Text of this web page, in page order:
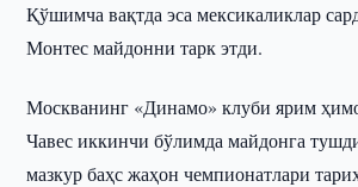
Қўшимча вақтда эса мексикаликлар
Монтес майдонни тарк этди.
Москванинг «Динамо» клуби ярим
Чавес иккинчи бўлимда майдонга
мазкур баҳс жаҳон чемпионатлари